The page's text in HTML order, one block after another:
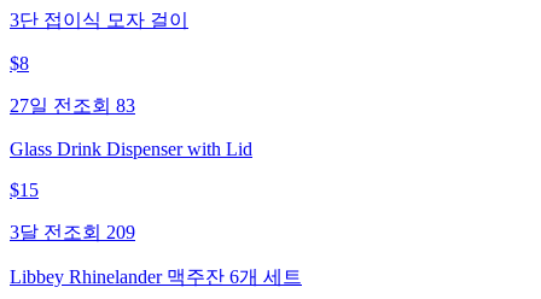
3단 접이식 모자 걸이
$8
27일 전 조회 83
Glass Drink Dispenser with Lid
$15
3달 전 조회 209
Libbey Rhinelander 맥주잔 6개 세트